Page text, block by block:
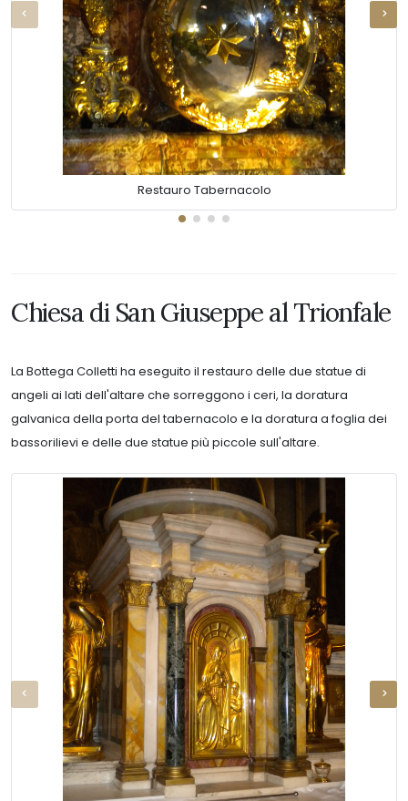
Restauro Tabernacolo
Chiesa di San Giuseppe al Trionfale
La Bottega Colletti ha eseguito il restauro delle due statue di
angeli ai lati dell'altare che sorreggono i ceri, la doratura
galvanica della porta del tabernacolo e la doratura a foglia dei
bassorilievi e delle due statue più piccole sull'altare.